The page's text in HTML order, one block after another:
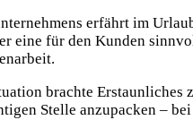
erfährt im
eine für den Kunden
brachte Erstaunliches
Stelle anzupacken –